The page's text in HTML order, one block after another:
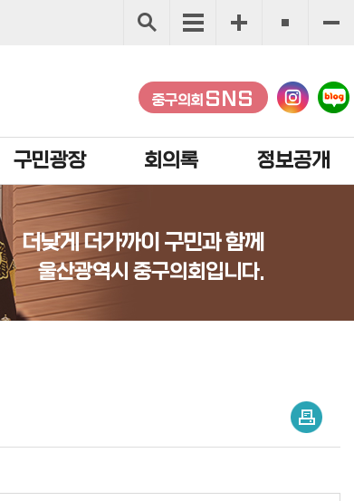
구민광장 회의록 정보공개
중구의회 SNS
더낮게 더가까이 구민과 함께
울산광역시 중구의회입니다.